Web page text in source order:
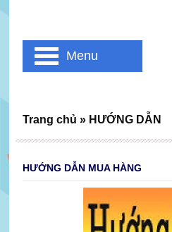
HƯỚNG DẪN MUA HÀNG
Trang chủ » HƯỚNG DẪN
Menu